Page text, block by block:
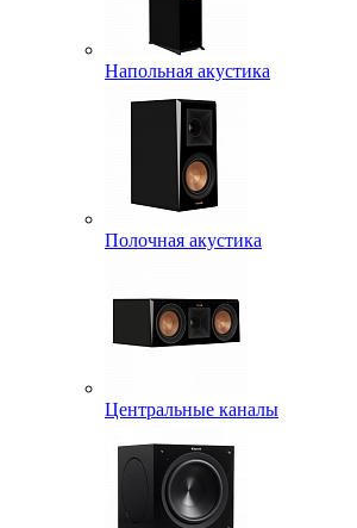
Напольная акустика
Полочная акустика
Центральные каналы